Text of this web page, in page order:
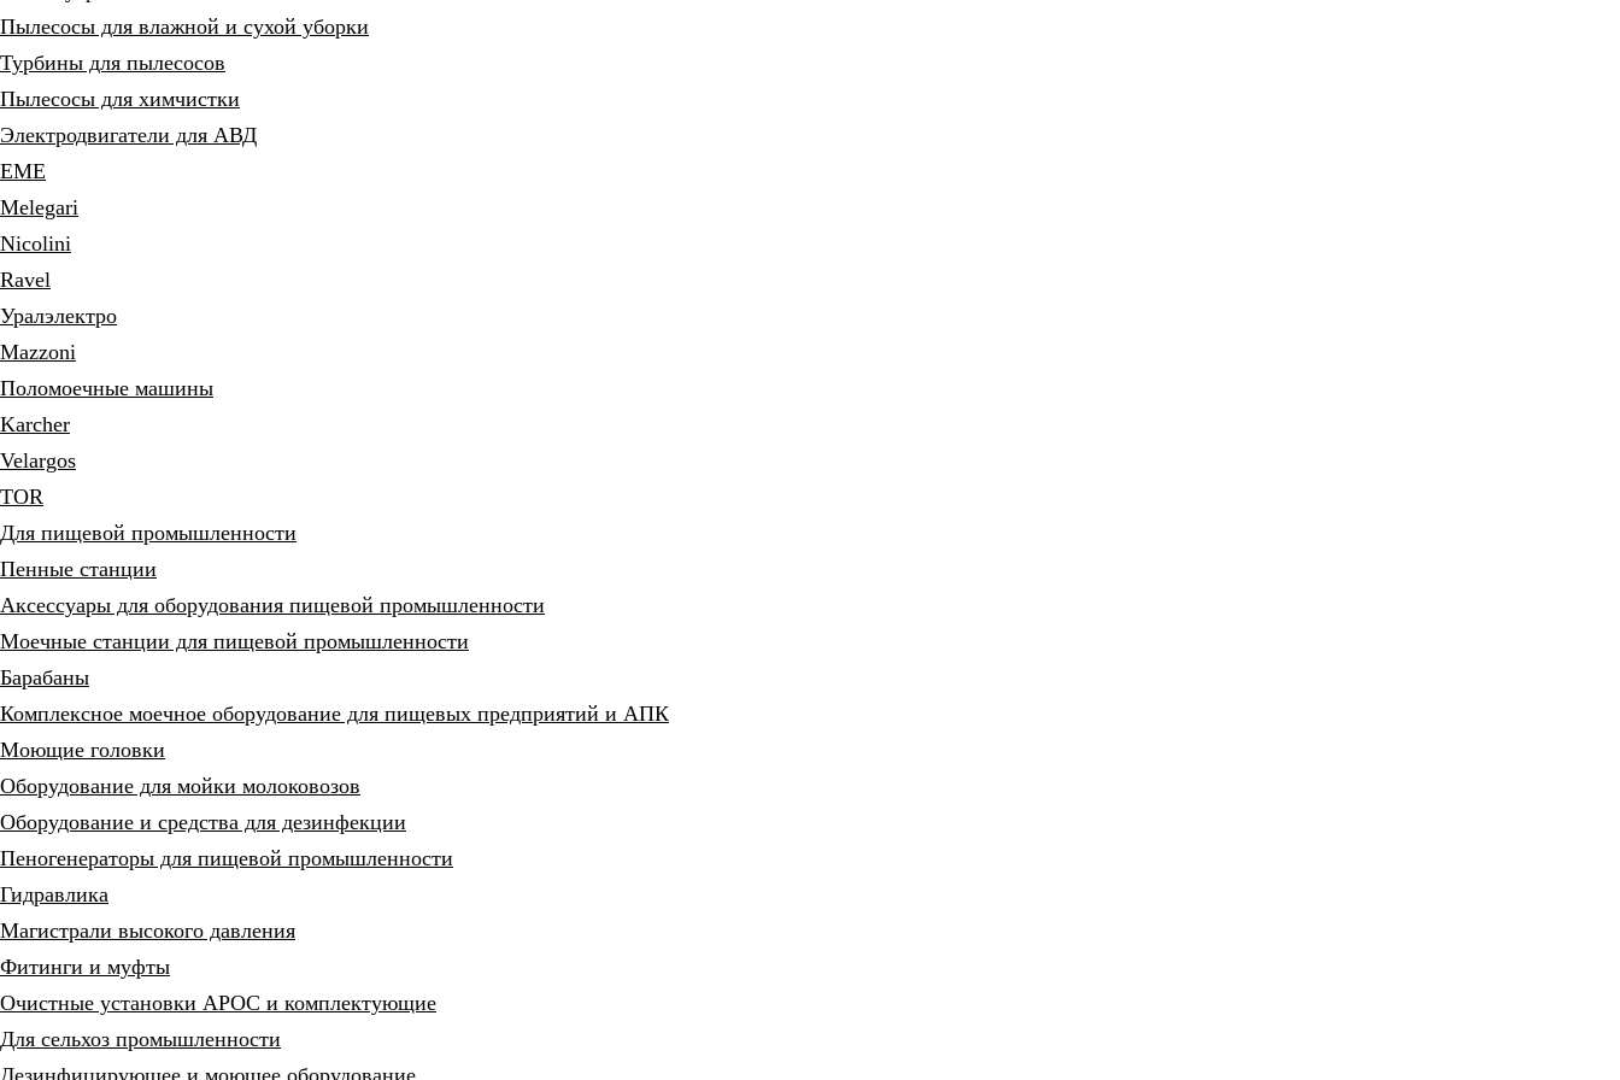
Пылесосы для влажной и сухой уборки
Турбины для пылесосов
Пылесосы для химчистки
Электродвигатели для АВД
EME
Melegari
Nicolini
Ravel
Уралэлектро
Mazzoni
Поломоечные машины
Karcher
Velargos
TOR
Для пищевой промышленности
Пенные станции
Аксессуары для оборудования пищевой промышленности
Моечные станции для пищевой промышленности
Барабаны
Комплексное моечное оборудование для пищевых предприятий и АПК
Моющие головки
Оборудование для мойки молоковозов
Оборудование и средства для дезинфекции
Пеногенераторы для пищевой промышленности
Гидравлика
Магистрали высокого давления
Фитинги и муфты
Очистные установки АРОС и комплектующие
Для сельхоз промышленности